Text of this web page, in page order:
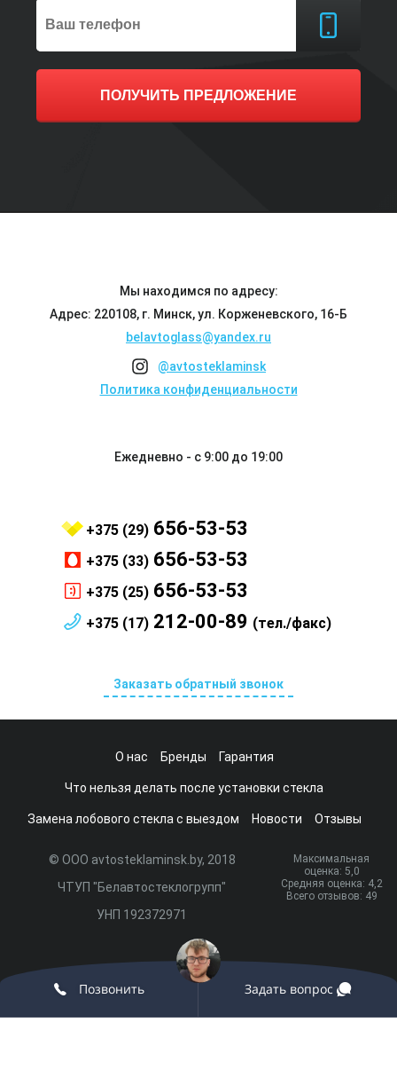
ПОЛУЧИТЬ ПРЕДЛОЖЕНИЕ
Мы находимся по адресу:
Адрес: 220108, г. Минск, ул. Корженевского, 16-Б
belavtoglass@yandex.ru
@avtosteklaminsk
Политика конфиденциальности
Ежедневно - с 9:00 до 19:00
+375 (29) 656-53-53
+375 (33) 656-53-53
+375 (25) 656-53-53
+375 (17) 212-00-89 (тел./факс)
Заказать обратный звонок
О нас Бренды Гарантия
Что нельзя делать после установки стекла
Замена лобового стекла с выездом Новости Отзывы
© ООО avtosteklaminsk.by, 2018
ЧТУП "Белавтостеклогрупп"
УНП 192372971
Максимальная
оценка: 5,0
Средняя оценка: 4,2
Всего отзывов: 49
Разработка сайта и продвижение:onix.by
Позвонить Задать вопрос